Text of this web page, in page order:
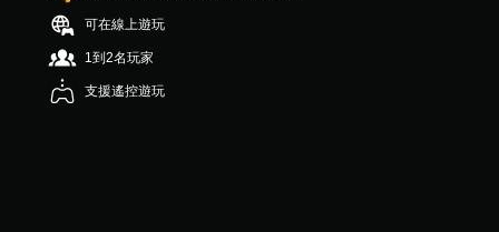
分
可在線上遊玩
1到2名玩家
支援遙控遊玩